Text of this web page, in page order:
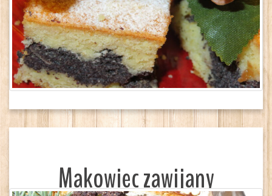
Makowiec zawijany